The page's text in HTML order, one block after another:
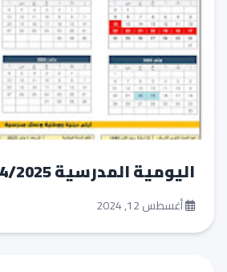
اليومية المدرسية 2024/2025
أغسطس 12, 2024